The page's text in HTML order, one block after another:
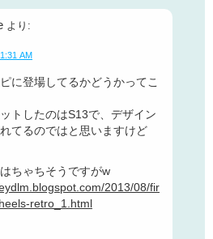
より:
AM
に登場してるかどうかってこ
トしたのはS13で、デザイン
てるのではと思いますけど
ちゃちそうですがw
2013/08/fir
retro_1.html